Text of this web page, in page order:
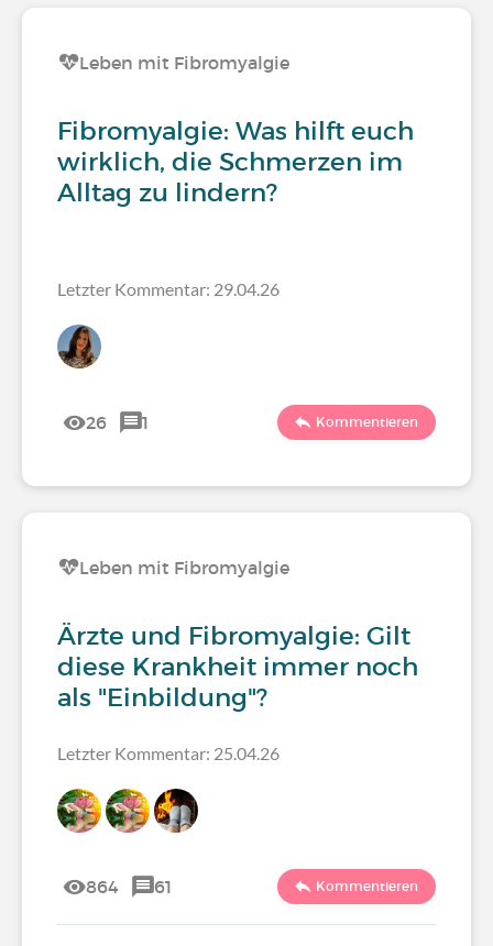
Leben mit Fibromyalgie
Fibromyalgie: Was hilft euch
wirklich, die Schmerzen im
Alltag zu lindern?
Letzter Kommentar: 29.04.26
26 1 Kommentieren
Leben mit Fibromyalgie
Ärzte und Fibromyalgie: Gilt
diese Krankheit immer noch
als "Einbildung"?
Letzter Kommentar: 25.04.26
864 61 Kommentieren